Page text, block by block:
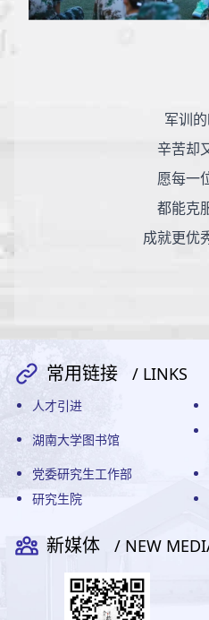
军训
辛苦却
愿每一
都能克
成就更优
常用链接 / LINKS
人才引进
湖南大学图书馆
党委研究生工作部
研究生院
新媒体 / NEW